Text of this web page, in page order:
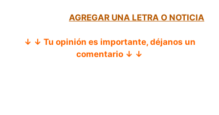
AGREGAR UNA LETRA O NOTICIA
↓ ↓ Tu opinión es importante, déjanos un
comentario ↓ ↓